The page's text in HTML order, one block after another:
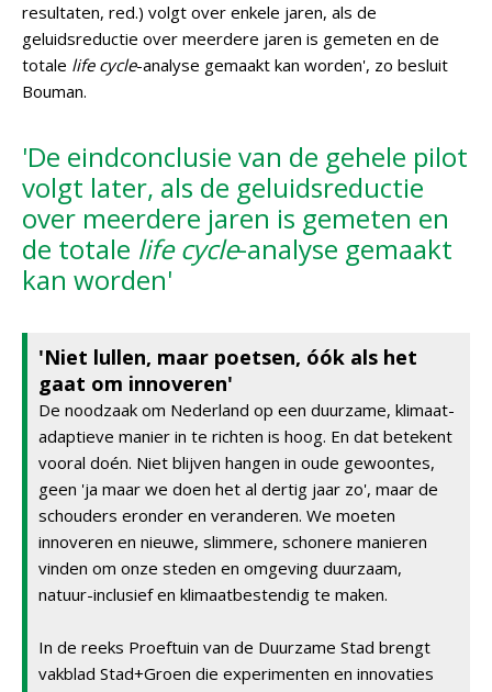
resultaten, red.) volgt over enkele jaren, als de
geluidsreductie over meerdere jaren is gemeten en de
totale life cycle-analyse gemaakt kan worden', zo besluit
Bouman.
'De eindconclusie van de gehele pilot
volgt later, als de geluidsreductie
over meerdere jaren is gemeten en
de totale life cycle-analyse gemaakt
kan worden'
'Niet lullen, maar poetsen, óók als het
gaat om innoveren'
De noodzaak om Nederland op een duurzame, klimaat-
adaptieve manier in te richten is hoog. En dat betekent
vooral doén. Niet blijven hangen in oude gewoontes,
geen 'ja maar we doen het al dertig jaar zo', maar de
schouders eronder en veranderen. We moeten
innoveren en nieuwe, slimmere, schonere manieren
vinden om onze steden en omgeving duurzaam,
natuur-inclusief en klimaatbestendig te maken.
In de reeks Proeftuin van de Duurzame Stad brengt
vakblad Stad+Groen die experimenten en innovaties